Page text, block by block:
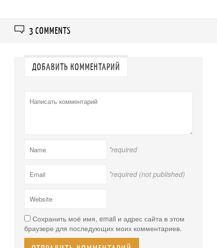
3 COMMENTS
ДОБАВИТЬ КОММЕНТАРИЙ
*required
*required (not published)
Сохранить моё имя, email и адрес сайта в этом
браузере для последующих моих комментариев.